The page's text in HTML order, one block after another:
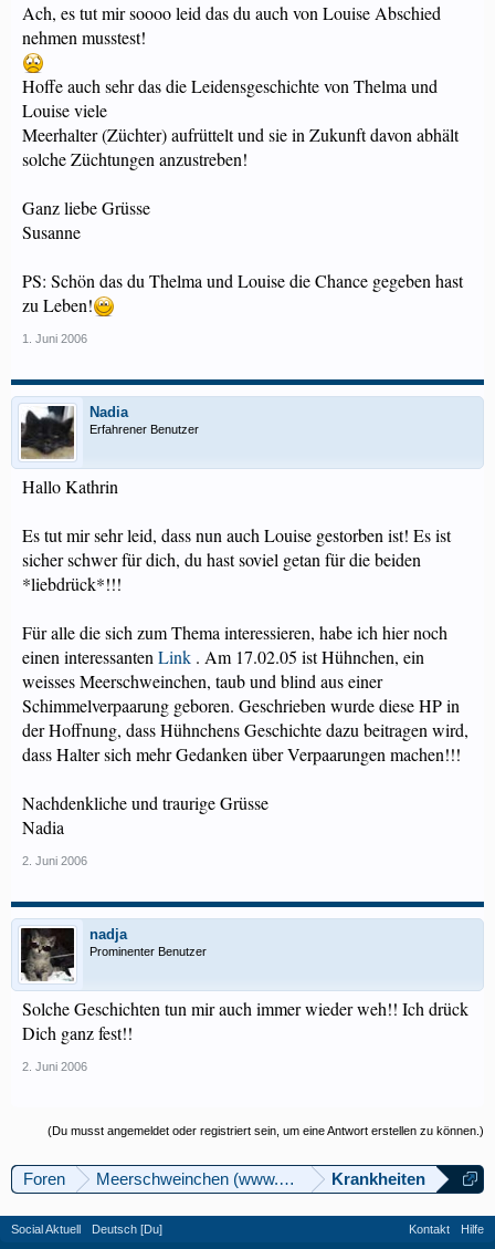
Ach, es tut mir soooo leid das du auch von Louise Abschied
nehmen musstest!
Hoffe auch sehr das die Leidensgeschichte von Thelma und
Louise viele
Meerhalter (Züchter) aufrüttelt und sie in Zukunft davon abhält
solche Züchtungen anzustreben!
Ganz liebe Grüsse
Susanne
PS: Schön das du Thelma und Louise die Chance gegeben hast
zu Leben!
1. Juni 2006
Nadia
Erfahrener Benutzer
Hallo Kathrin
Es tut mir sehr leid, dass nun auch Louise gestorben ist! Es ist
sicher schwer für dich, du hast soviel getan für die beiden
*liebdrück*!!!
Für alle die sich zum Thema interessieren, habe ich hier noch
einen interessanten Link . Am 17.02.05 ist Hühnchen, ein
weisses Meerschweinchen, taub und blind aus einer
Schimmelverpaarung geboren. Geschrieben wurde diese HP in
der Hoffnung, dass Hühnchens Geschichte dazu beitragen wird,
dass Halter sich mehr Gedanken über Verpaarungen machen!!!
Nachdenkliche und traurige Grüsse
Nadia
2. Juni 2006
nadja
Prominenter Benutzer
Solche Geschichten tun mir auch immer wieder weh!! Ich drück
Dich ganz fest!!
2. Juni 2006
(Du musst angemeldet oder registriert sein, um eine Antwort erstellen zu können.)
Foren Meerschweinchen (www.meerschweinforum.ch)
Krankheiten
Social Aktuell Deutsch [Du] Kontakt Hilfe